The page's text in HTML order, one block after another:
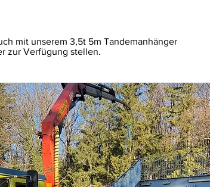
mit unserem 3,5t 5m Tandemanhänger
zur Verfügung stellen.